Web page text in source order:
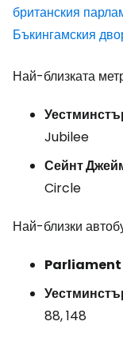
британския
Бъкингамския
Най-близката
Jubilee
Сейнт
Circle
Най-близки
88, 148